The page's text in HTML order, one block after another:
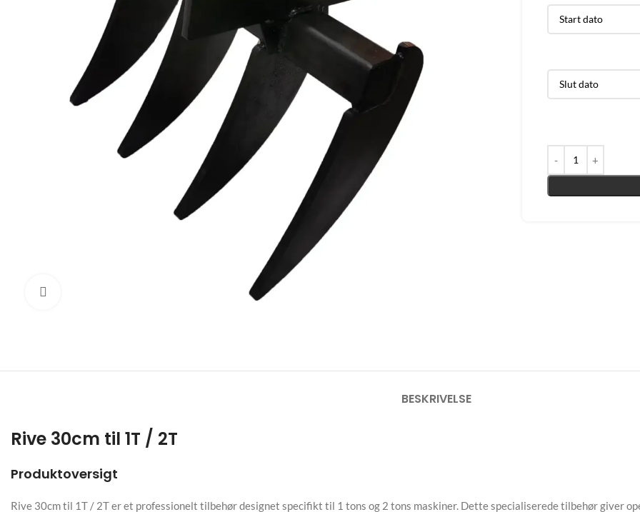
BESKRIVELSE
Rive 30cm til 1T / 2T
Produktoversigt
Rive 30cm til 1T / 2T er et professionelt tilbehør designet specifikt til 1 tons og 2 tons maskiner. Dette specialiserede tilbehør giver